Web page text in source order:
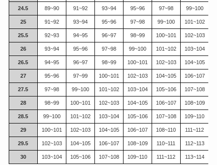
24.5 89~90 91~92 93~94 95~96 97~98 99~100
25 91~92 93~94 95~96 97~98 99~100 101~102
25.5 92~93 94~95 96~97 98~99 100~101 102~103
26 93~94 95~96 97~98 99~100 101~102 103~104
26.5 94~95 96~97 98~99 100~101 102~103 104~105
27 95~96 97~99 100~101 102~103 104~105 106~107
27.5 97~98 99~100 101~102 103~104 105~106 107~108
28 98~99 100~101 102~103 104~105 106~107 108~109
28.5 99~100 101~102 103~104 105~106 107~108 109~110
29 100~101 102~103 104~105 106~107 108~110 111~112
29.5 102~103 104~105 106~107 108~109 110~111 112~113
30 103~104 105~106 107~108 109~110 111~112 113~114